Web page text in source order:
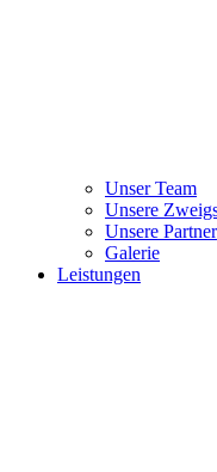
Unser Team
Unsere
Unsere Partner
Galerie
Leistungen